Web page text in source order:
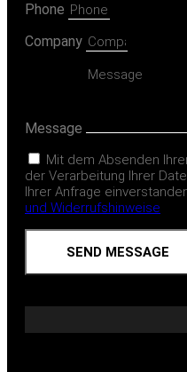
Phone
Company
Message
Mit dem Absenden
der Verarbeitung Ihrer
Ihrer Anfrage
und Widerrufshinweise
SEND MESSAGE